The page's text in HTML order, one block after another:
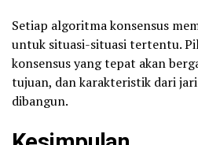
Setiap algoritma konsensus
untuk situasi-situasi tertentu.
konsensus yang tepat akan
tujuan, dan karakteristik dari
dibangun.